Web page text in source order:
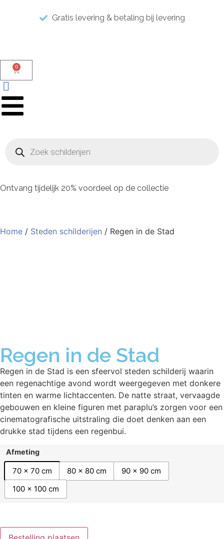
Gratis levering & betaling bij levering
0
Ontvang tijdelijk 20% voordeel op de collectie
Home / Steden schilderijen / Regen in de Stad
Regen in de Stad
Regen in de Stad is een sfeervol steden schilderij waarin
een regenachtige avond wordt weergegeven met donkere
tinten en warme lichtaccenten. De natte straat, vervaagde
gebouwen en kleine figuren met paraplu’s zorgen voor een
cinematografische uitstraling die doet denken aan een
drukke stad tijdens een regenbui.
Afmeting
70 x 70 cm 80 x 80 cm
90 x 90 cm
100 x 100 cm